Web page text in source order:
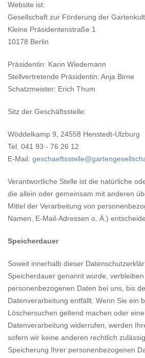
Website ist:
Gesellschaft zur Förderung der
Kleine Präsidentenstraße 1
10178 Berlin
Präsidentin: Karin Wiedemann
Stellvertretende Präsidentin: Anja Birne
Schatzmeister: Erich Thum
Sitz der Geschäftsstelle:
Wöddelkamp 9, 24558 Henstedt-Ulzburg
Tel. 041 93 - 76 26 12
E-Mail:
Verantwortliche Stelle ist die natürliche
die allein oder gemeinsam mit anderen
Mittel der Verarbeitung von
Namen, E-Mail-Adressen o. Ä.)
Speicherdauer
Soweit innerhalb dieser
Speicherdauer genannt wurde,
personenbezogenen Daten bei uns, bis
Datenverarbeitung entfällt. Wenn Sie ein
Löschersuchen geltend machen oder
Datenverarbeitung widerrufen, werden
sofern wir keine anderen rechtlich
Speicherung Ihrer personenbezogenen